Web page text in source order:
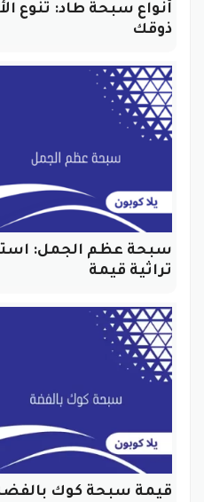
أنواع سبحة طاد: تنوع
ذوقك
سبحة عظم الجمل:
تراثية قيمة
قيمة سبحة كوك